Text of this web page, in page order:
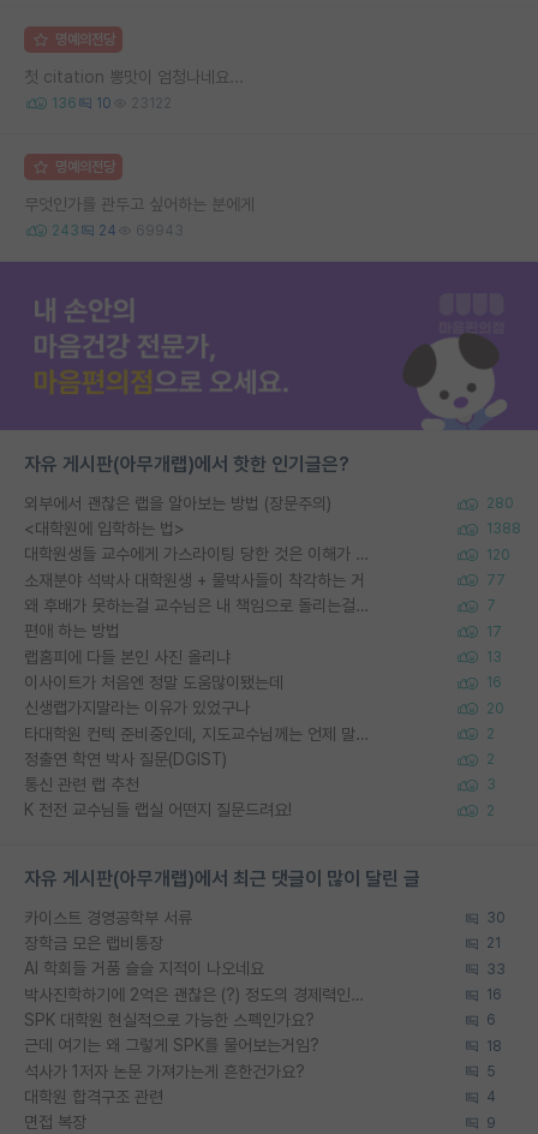
명예의전당
첫 citation 뽕맛이 엄청나네요...
136 10 23122
명예의전당
무엇인가를 관두고 싶어하는 분에게
243 24 69943
자유 게시판(아무개랩)에서 핫한 인기글은?
외부에서 괜찮은 랩을 알아보는 방법 (장문주의) 280
<대학원에 입학하는 법> 1388
대학원생들 교수에게 가스라이팅 당한 것은 이해가 갑니다. 안타깝네요. 120
소재분야 석박사 대학원생 + 물박사들이 착각하는 거 77
왜 후배가 못하는걸 교수님은 내 책임으로 돌리는걸까요? 7
편애 하는 방법 17
랩홈피에 다들 본인 사진 올리냐 13
이사이트가 처음엔 정말 도움많이됐는데 16
신생랩가지말라는 이유가 있었구나 20
타대학원 컨텍 준비중인데, 지도교수님께는 언제 말씀드려야 할까요? 2
정출연 학연 박사 질문(DGIST) 2
통신 관련 랩 추천 3
K 전전 교수님들 랩실 어떤지 질문드려요! 2
자유 게시판(아무개랩)에서 최근 댓글이 많이 달린 글
카이스트 경영공학부 서류 30
장학금 모은 랩비통장 21
AI 학회들 거품 슬슬 지적이 나오네요 33
박사진학하기에 2억은 괜찮은 (?) 정도의 경제력인가요 16
SPK 대학원 현실적으로 가능한 스펙인가요? 6
근데 여기는 왜 그렇게 SPK를 물어보는거임? 18
석사가 1저자 논문 가져가는게 흔한건가요? 5
대학원 합격구조 관련 4
면접 복장 9